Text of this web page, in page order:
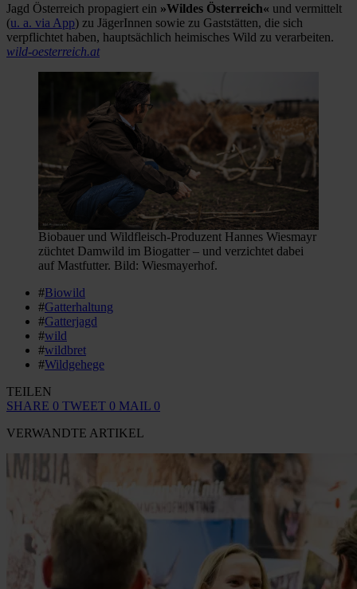
Jagd Österreich propagiert ein »Wildes Österreich« und vermittelt
(u. a. via App) zu JägerInnen sowie zu Gaststätten, die sich
verpflichtet haben, hauptsächlich heimisches Wild zu verarbeiten.
wild-oesterreich.at
Biobauer und Wildfleisch-Produzent Hannes Wiesmayr
züchtet Damwild im Biogatter – und verzichtet dabei
auf Mastfutter. Bild: Wiesmayerhof.
#Biowild
#Gatterhaltung
#Gatterjagd
#wild
#wildbret
#Wildgehege
TEILEN
SHARE 0 TWEET 0 MAIL 0
VERWANDTE ARTIKEL